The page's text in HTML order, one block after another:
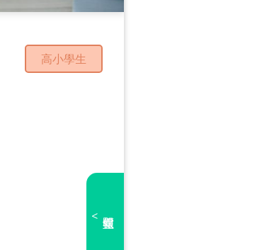
高小學生
<